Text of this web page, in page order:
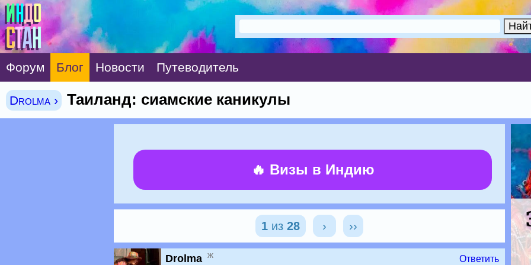
Форум Блог Новости Путеводитель
Drolma › Таиланд: сиамские каникулы
🔥 Визы в Индию
1 из 28 › ››
Drolma ж Ответить